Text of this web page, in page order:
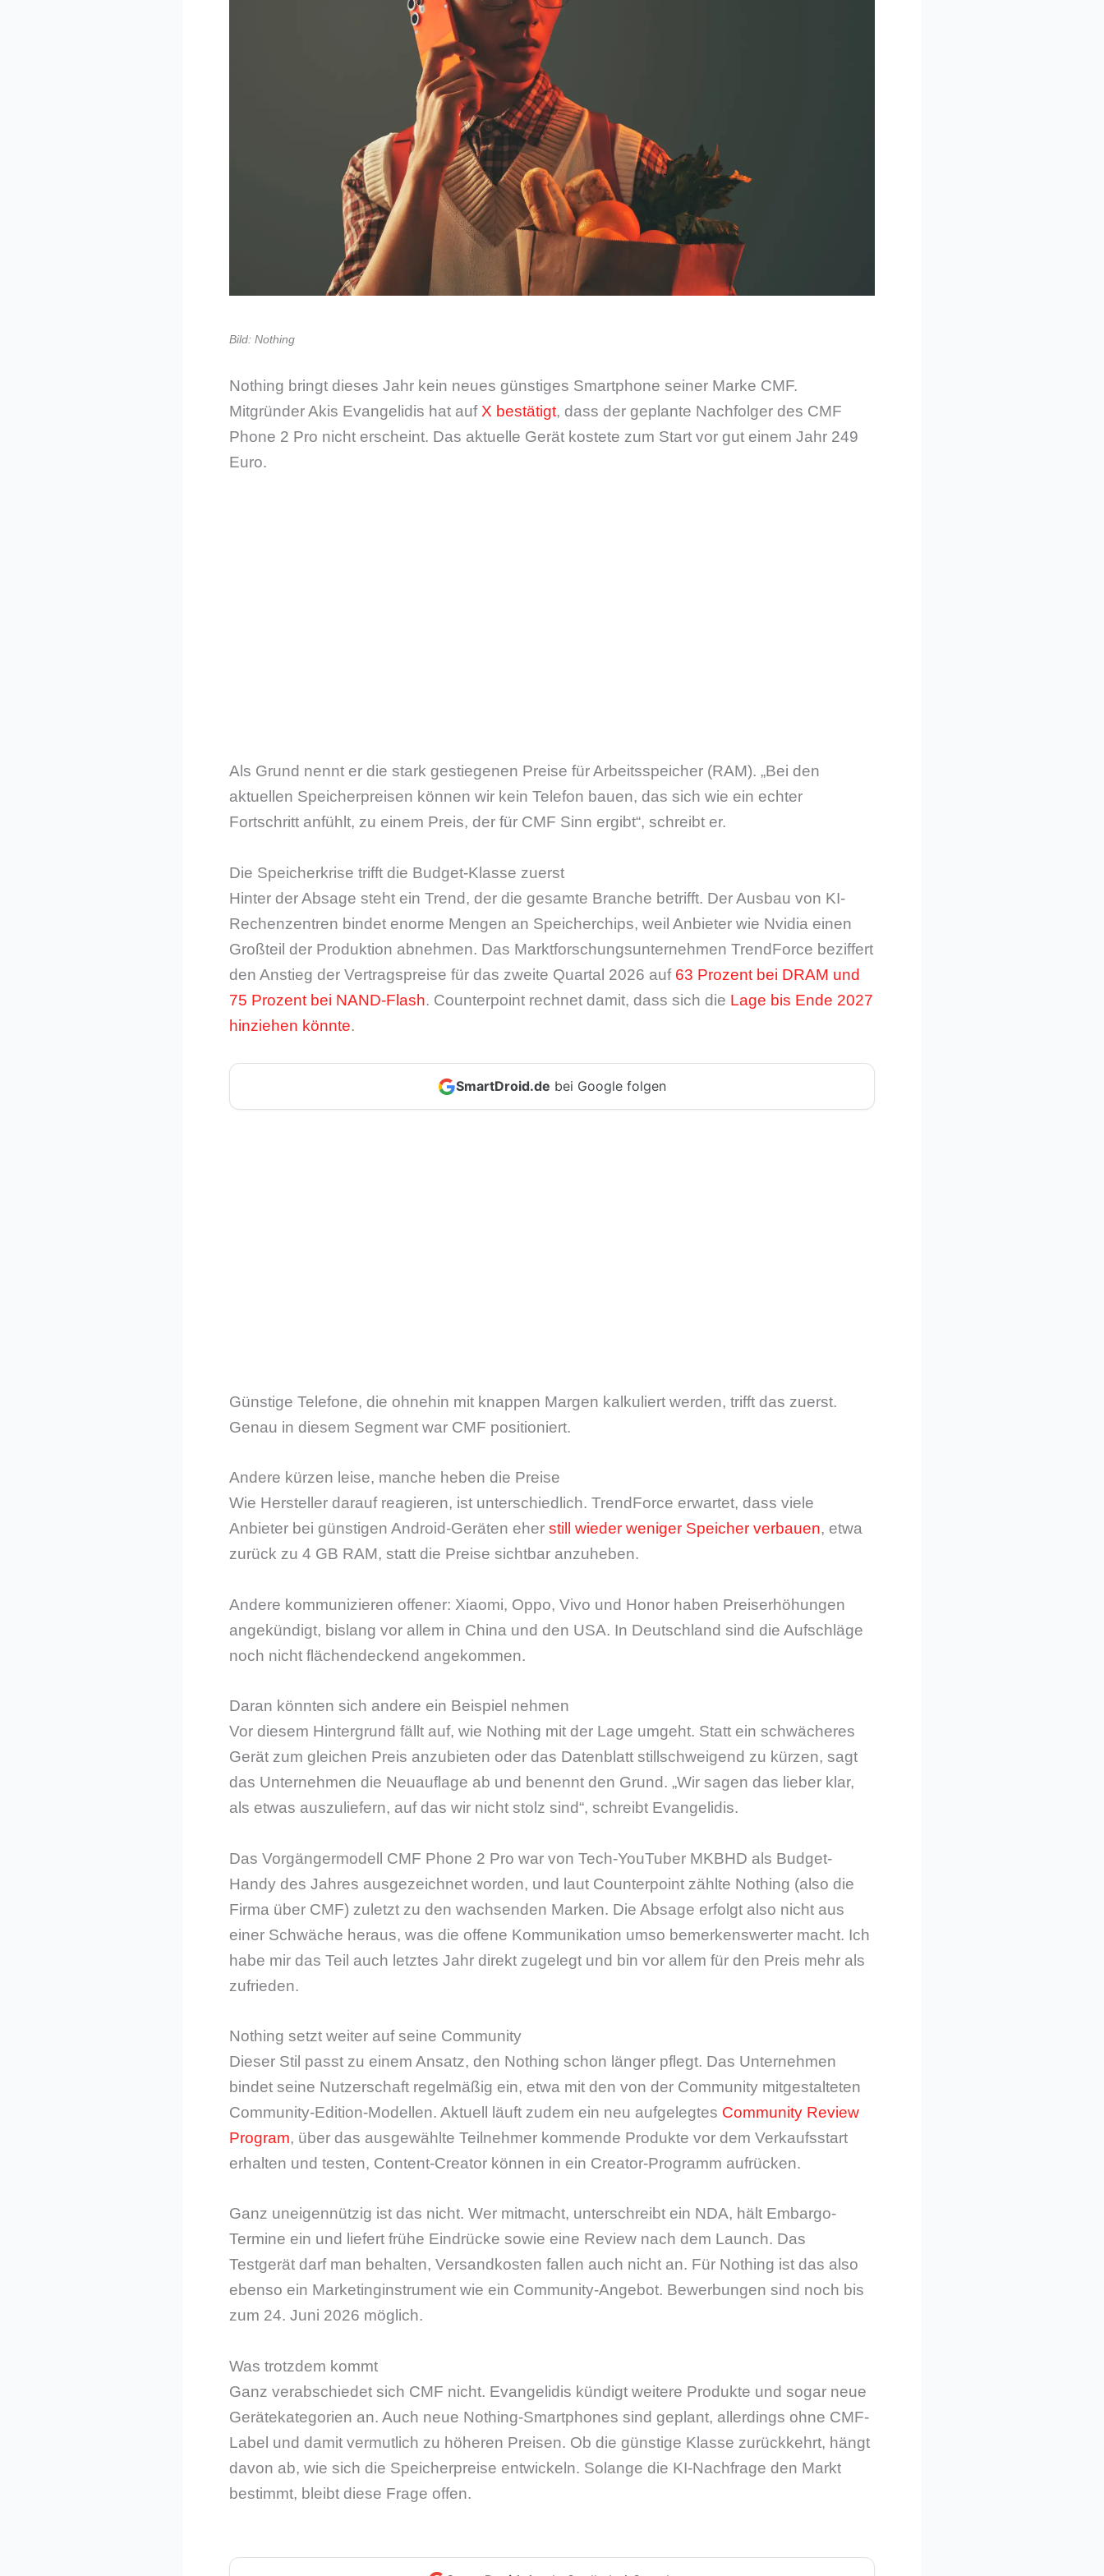
Bild: Nothing
Nothing bringt dieses Jahr kein neues günstiges Smartphone seiner Marke CMF.
Mitgründer Akis Evangelidis hat auf X bestätigt, dass der geplante Nachfolger des CMF
Phone 2 Pro nicht erscheint. Das aktuelle Gerät kostete zum Start vor gut einem Jahr 249
Euro.
Als Grund nennt er die stark gestiegenen Preise für Arbeitsspeicher (RAM). „Bei den
aktuellen Speicherpreisen können wir kein Telefon bauen, das sich wie ein echter
Fortschritt anfühlt, zu einem Preis, der für CMF Sinn ergibt“, schreibt er.
Die Speicherkrise trifft die Budget-Klasse zuerst
Hinter der Absage steht ein Trend, der die gesamte Branche betrifft. Der Ausbau von KI-
Rechenzentren bindet enorme Mengen an Speicherchips, weil Anbieter wie Nvidia einen
Großteil der Produktion abnehmen. Das Marktforschungsunternehmen TrendForce beziffert
den Anstieg der Vertragspreise für das zweite Quartal 2026 auf 63 Prozent bei DRAM und
75 Prozent bei NAND-Flash. Counterpoint rechnet damit, dass sich die Lage bis Ende 2027
hinziehen könnte.
SmartDroid.de bei Google folgen
Günstige Telefone, die ohnehin mit knappen Margen kalkuliert werden, trifft das zuerst.
Genau in diesem Segment war CMF positioniert.
Andere kürzen leise, manche heben die Preise
Wie Hersteller darauf reagieren, ist unterschiedlich. TrendForce erwartet, dass viele
Anbieter bei günstigen Android-Geräten eher still wieder weniger Speicher verbauen, etwa
zurück zu 4 GB RAM, statt die Preise sichtbar anzuheben.
Andere kommunizieren offener: Xiaomi, Oppo, Vivo und Honor haben Preiserhöhungen
angekündigt, bislang vor allem in China und den USA. In Deutschland sind die Aufschläge
noch nicht flächendeckend angekommen.
Daran könnten sich andere ein Beispiel nehmen
Vor diesem Hintergrund fällt auf, wie Nothing mit der Lage umgeht. Statt ein schwächeres
Gerät zum gleichen Preis anzubieten oder das Datenblatt stillschweigend zu kürzen, sagt
das Unternehmen die Neuauflage ab und benennt den Grund. „Wir sagen das lieber klar,
als etwas auszuliefern, auf das wir nicht stolz sind“, schreibt Evangelidis.
Das Vorgängermodell CMF Phone 2 Pro war von Tech-YouTuber MKBHD als Budget-
Handy des Jahres ausgezeichnet worden, und laut Counterpoint zählte Nothing (also die
Firma über CMF) zuletzt zu den wachsenden Marken. Die Absage erfolgt also nicht aus
einer Schwäche heraus, was die offene Kommunikation umso bemerkenswerter macht. Ich
habe mir das Teil auch letztes Jahr direkt zugelegt und bin vor allem für den Preis mehr als
zufrieden.
Nothing setzt weiter auf seine Community
Dieser Stil passt zu einem Ansatz, den Nothing schon länger pflegt. Das Unternehmen
bindet seine Nutzerschaft regelmäßig ein, etwa mit den von der Community mitgestalteten
Community-Edition-Modellen. Aktuell läuft zudem ein neu aufgelegtes Community Review
Program, über das ausgewählte Teilnehmer kommende Produkte vor dem Verkaufsstart
erhalten und testen, Content-Creator können in ein Creator-Programm aufrücken.
Ganz uneigennützig ist das nicht. Wer mitmacht, unterschreibt ein NDA, hält Embargo-
Termine ein und liefert frühe Eindrücke sowie eine Review nach dem Launch. Das
Testgerät darf man behalten, Versandkosten fallen auch nicht an. Für Nothing ist das also
ebenso ein Marketinginstrument wie ein Community-Angebot. Bewerbungen sind noch bis
zum 24. Juni 2026 möglich.
Was trotzdem kommt
Ganz verabschiedet sich CMF nicht. Evangelidis kündigt weitere Produkte und sogar neue
Gerätekategorien an. Auch neue Nothing-Smartphones sind geplant, allerdings ohne CMF-
Label und damit vermutlich zu höheren Preisen. Ob die günstige Klasse zurückkehrt, hängt
davon ab, wie sich die Speicherpreise entwickeln. Solange die KI-Nachfrage den Markt
bestimmt, bleibt diese Frage offen.